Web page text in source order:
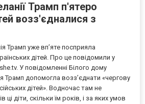
Трамп п'ятеро
возз'єдналися з
Трамп уже впʼяте посприяла
дітей. Про це повідомили у
У повідомленні Білого дому
Трамп допомогла возз’єднати «чергову
дітей». Водночас там не
ці діти, скільки їм років, і за яких умов